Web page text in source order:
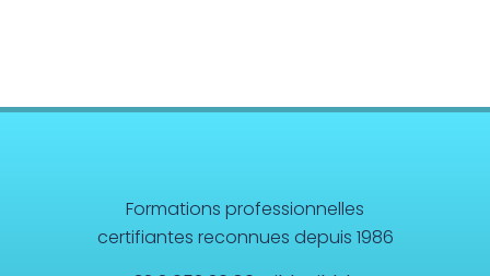
Formations professionnelles
certifiantes reconnues depuis 1986